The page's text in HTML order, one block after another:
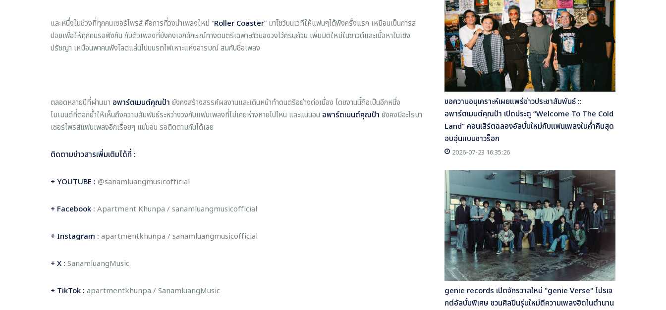
และหนึ่งในช่วงที่ทุกคนเซอร์ไพรส์ คือการที่วงนำเพลงใหม่ “Roller Coaster” มาโชว์บนเวทีให้แฟนๆได้ฟังครั้งแรก เหมือนเป็นการส
ปอยเพื่อให้ทุกคนรอฟังกัน กับตัวเพลงที่ยังคงเอกลักษณ์ทางดนตรีเฉพาะตัวของวงไว้ครบถ้วน เพิ่มมิติใหม่ในซาวด์และเนื้อหาในเชิง
ปรัชญา เหมือนพาคนฟังโลดแล่นไปบนรถไฟเหาะแห่งอารมณ์ สมกับชื่อเพลง
ตลอดหลายปีที่ผ่านมา อพาร์ตเมนต์คุณป้า ยังคงสร้างสรรค์ผลงานและเดินหน้าทำดนตรีอย่างต่อเนื่อง โดยงานนี้ถือเป็นอีกหนึ่ง
โมเมนต์ที่ตอกย้ำให้เห็นถึงความสัมพันธ์ระหว่างวงกับแฟนเพลงที่ไม่เคยห่างหายไปไหน และแน่นอน อพาร์ตเมนต์คุณป้า ยังคงมีอะไรมา
เซอร์ไพรส์แฟนเพลงอีกเรื่อยๆ แน่นอน รอติดตามกันได้เลย
ติดตามข่าวสารเพิ่มเติมได้ที่ :
+ YOUTUBE : @sanamluangmusicofficial
+ Facebook : Apartment Khunpa / sanamluangmusicofficial
+ Instagram : apartmentkhunpa / sanamluangmusicofficial
+ X : SanamluangMusic
+ TikTok : apartmentkhunpa / SanamluangMusic
ขอความอนุเคราะห์เผยแพร่ข่าวประชาสัมพันธ์ ::
อพาร์ตเมนต์คุณป้า เปิดประตู “Welcome To The Cold
Land” คอนเสิร์ตฉลองอัลบั้มใหม่กับแฟนเพลงในค่ำคืนสุด
อบอุ่นแบบชาวร็อก
2026-07-23 16:35:26
genie records เปิดจักรวาลใหม่ "genie Verse" โปรเจ
กต์อัลบั้มพิเศษ ชวนศิลปินรุ่นใหม่ตีความเพลงฮิตในตำนาน